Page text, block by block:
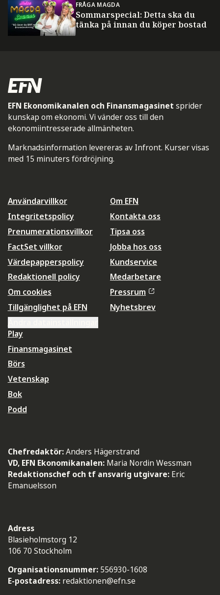
FRÅGA MAGDA
Sommarspecial: Detta ska du
tänka på innan du köper bostad
EFN Ekonomikanalen och Finansmagasinet sprider
kunskap om ekonomi. Vi vänder oss till den
ekonomiintresserade allmänheten.
Marknadsinformation levereras av Infront. Kurser visas
med 15 minuters fördröjning.
Användarvillkor
Integritetspolicy
Prenumerationsvillkor
FactSet villkor
Värdepapperspolicy
Redaktionell policy
Om cookies
Tillgänglighet på EFN
Om EFN
Kontakta oss
Tipsa oss
Jobba hos oss
Kundservice
Medarbetare
Pressrum
Nyhetsbrev
Play
Finansmagasinet
Börs
Vetenskap
Bok
Podd
Chefredaktör:Anders Hägerstrand
VD, EFN Ekonomikanalen: Maria Nordin Wessman
Redaktionschef och tf ansvarig utgivare: Eric
Emanuelsson
Adress
Blasieholmstorg 12
106 70 Stockholm
Organisationsnummer: 556930-1608
E-postadress: redaktionen@efn.se